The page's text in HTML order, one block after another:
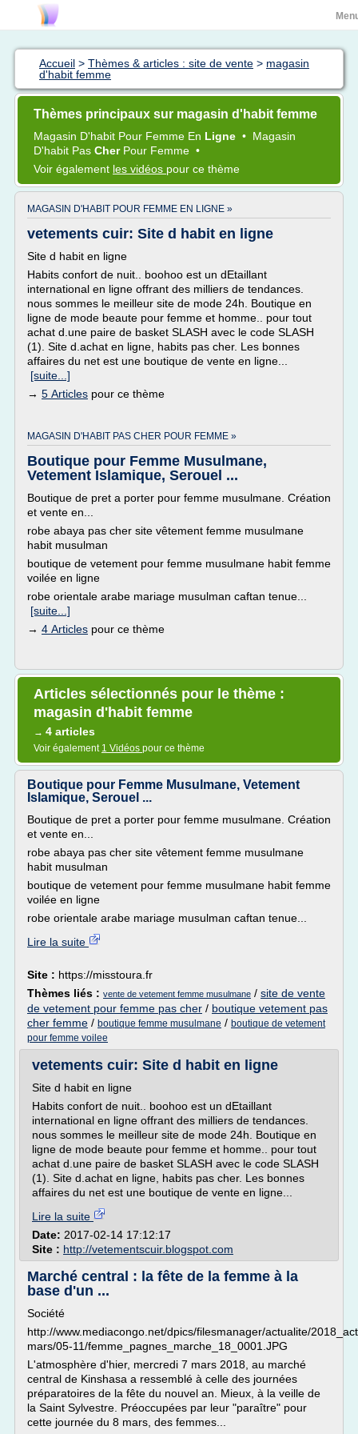
Accueil > Thèmes & articles : site de vente > magasin
d'habit femme
Thèmes principaux sur magasin d'habit femme
Magasin D'habit Pour Femme En Ligne • Magasin
D'habit Pas Cher Pour Femme •
Voir également les vidéos pour ce thème
MAGASIN D'HABIT POUR FEMME EN LIGNE »
vetements cuir: Site d habit en ligne
Site d habit en ligne
Habits confort de nuit.. boohoo est un dEtaillant
international en ligne offrant des milliers de tendances.
nous sommes le meilleur site de mode 24h. Boutique en
ligne de mode beaute pour femme et homme.. pour tout
achat d.une paire de basket SLASH avec le code SLASH
(1). Site d.achat en ligne, habits pas cher. Les bonnes
affaires du net est une boutique de vente en ligne...
[suite...]
→ 5 Articles pour ce thème
MAGASIN D'HABIT PAS CHER POUR FEMME »
Boutique pour Femme Musulmane,
Vetement Islamique, Serouel ...
Boutique de pret a porter pour femme musulmane. Création
et vente en...
robe abaya pas cher site vêtement femme musulmane
habit musulman
boutique de vetement pour femme musulmane habit femme
voilée en ligne
robe orientale arabe mariage musulman caftan tenue...
[suite...]
→ 4 Articles pour ce thème
Articles sélectionnés pour le thème :
magasin d'habit femme
→ 4 articles
Voir également 1 Vidéos pour ce thème
Boutique pour Femme Musulmane, Vetement
Islamique, Serouel ...
Boutique de pret a porter pour femme musulmane. Création
et vente en...
robe abaya pas cher site vêtement femme musulmane
habit musulman
boutique de vetement pour femme musulmane habit femme
voilée en ligne
robe orientale arabe mariage musulman caftan tenue...
Lire la suite
Site : https://misstoura.fr
Thèmes liés : vente de vetement femme musulmane / site de vente
de vetement pour femme pas cher / boutique vetement pas
cher femme / boutique femme musulmane / boutique de vetement
pour femme voilee
vetements cuir: Site d habit en ligne
Site d habit en ligne
Habits confort de nuit.. boohoo est un dEtaillant
international en ligne offrant des milliers de tendances.
nous sommes le meilleur site de mode 24h. Boutique en
ligne de mode beaute pour femme et homme.. pour tout
achat d.une paire de basket SLASH avec le code SLASH
(1). Site d.achat en ligne, habits pas cher. Les bonnes
affaires du net est une boutique de vente en ligne...
Lire la suite
Date: 2017-02-14 17:12:17
Site : http://vetementscuir.blogspot.com
Marché central : la fête de la femme à la
base d'un ...
Société
http://www.mediacongo.net/dpics/filesmanager/actualite/
mars/05-11/femme_pagnes_marche_18_0001.JPG
L'atmosphère d'hier, mercredi 7 mars 2018, au marché
central de Kinshasa a ressemblé à celle des journées
préparatoires de la fête du nouvel an. Mieux, à la veille de
la Saint Sylvestre. Préoccupées par leur "paraître" pour
cette journée du 8 mars, des femmes...